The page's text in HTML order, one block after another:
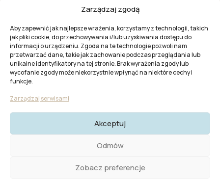
Zarządzaj zgodą
Aby zapewnić jak najlepsze wrażenia, korzystamy z technologii, takich
jak pliki cookie, do przechowywania i/lub uzyskiwania dostępu do
informacji o urządzeniu. Zgoda na te technologie pozwoli nam
przetwarzać dane, takie jak zachowanie podczas przeglądania lub
unikalne identyfikatory na tej stronie. Brak wyrażenia zgody lub
wycofanie zgody może niekorzystnie wpłynąć na niektóre cechy i
funkcje.
Zarządzaj serwisami
Akceptuj
Odmów
Zobacz preferencje
Zostań naszym partnerem
Ta strona jest chroniona przez
Prywatności I Cookies
Created by